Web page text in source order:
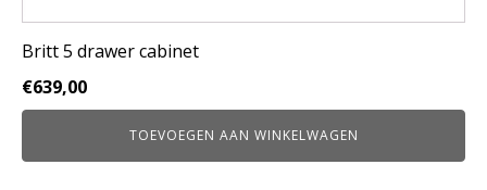
Britt 5 drawer cabinet
€639,00
TOEVOEGEN AAN WINKELWAGEN